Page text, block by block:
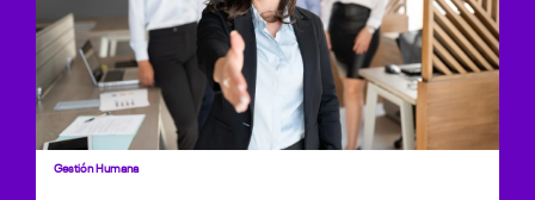
Gestión Humana